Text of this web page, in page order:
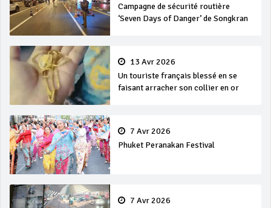
Campagne de sécurité routière
‘Seven Days of Danger’ de Songkran
13 Avr 2026
Un touriste français blessé en se
faisant arracher son collier en or
7 Avr 2026
Phuket Peranakan Festival
7 Avr 2026